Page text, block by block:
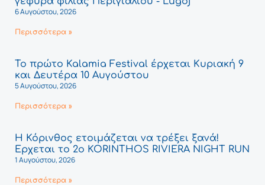
6 Αυγούστου, 2026
Περισσότερα »
Το πρώτο Kalamia Festival έρχεται Κυριακή 9
και Δευτέρα 10 Αυγούστου
5 Αυγούστου, 2026
Περισσότερα »
Η Κόρινθος ετοιμάζεται να τρέξει ξανά!
Έρχεται το 2ο KORINTHOS RIVIERA NIGHT RUN
1 Αυγούστου, 2026
Περισσότερα »